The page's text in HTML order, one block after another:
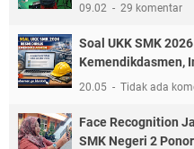
09.02 29 komentar
Soal UKK SMK
Kemendikdasmen,
20.05 Tidak ada
Face Recognition
SMK Negeri 2